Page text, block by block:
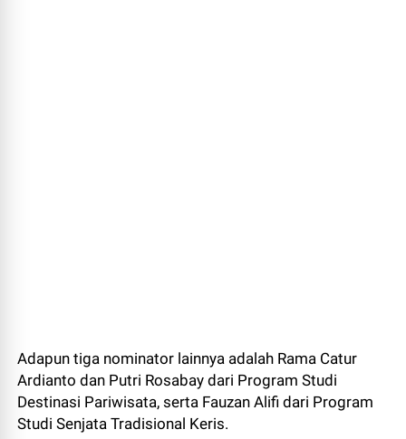
Adapun tiga nominator lainnya adalah Rama Catur
Ardianto dan Putri Rosabay dari Program Studi
Destinasi Pariwisata, serta Fauzan Alifi dari Program
Studi Senjata Tradisional Keris.